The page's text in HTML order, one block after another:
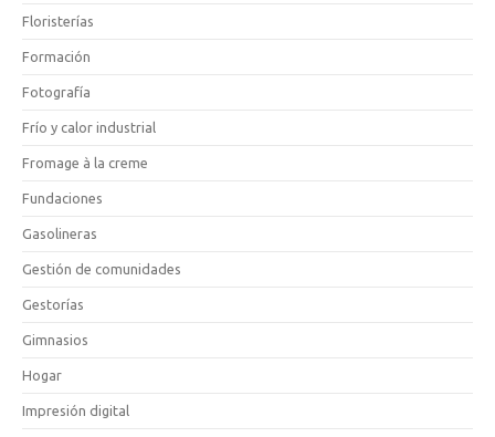
Floristerías
Formación
Fotografía
Frío y calor industrial
Fromage à la creme
Fundaciones
Gasolineras
Gestión de comunidades
Gestorías
Gimnasios
Hogar
Impresión digital